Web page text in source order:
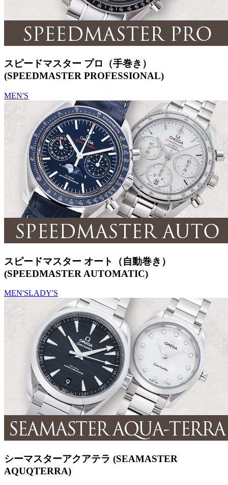
スピードマスター プロ（手巻き）
(SPEEDMASTER PROFESSIONAL)
MEN'S
スピードマスター オート（自動巻き）
(SPEEDMASTER AUTOMATIC)
MEN'SLADY'S
シーマスターアクアテラ (SEAMASTER
AQUQTERRA)